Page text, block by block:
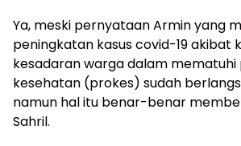
Ya, meski pernyataan Armin yang
peningkatan kasus covid-19 akibat
kesadaran warga dalam
kesehatan (prokes) sudah
namun hal itu benar-benar
Sahril.